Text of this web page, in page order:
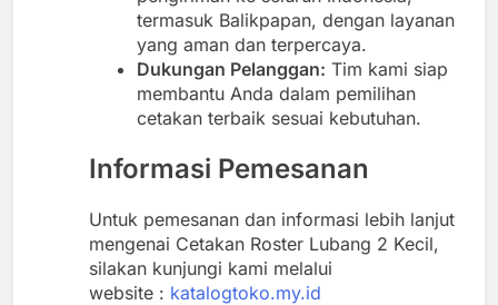
termasuk Balikpapan, dengan layanan
yang aman dan terpercaya.
Dukungan Pelanggan: Tim kami siap
membantu Anda dalam pemilihan
cetakan terbaik sesuai kebutuhan.
Informasi Pemesanan
Untuk pemesanan dan informasi lebih lanjut
mengenai Cetakan Roster Lubang 2 Kecil,
silakan kunjungi kami melalui
website : katalogtoko.my.id